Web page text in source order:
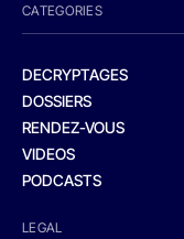
CATEGORIES
DECRYPTAGES
DOSSIERS
RENDEZ-VOUS
VIDEOS
PODCASTS
LEGAL